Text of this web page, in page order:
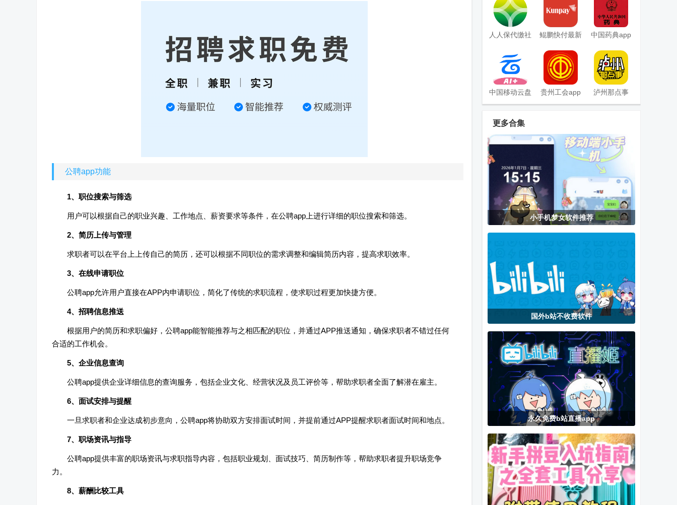
公聘app功能
1、职位搜索与筛选
用户可以根据自己的职业兴趣、工作地点、薪资要求等条件，在公聘app上进行详细的职位搜索和筛选。
2、简历上传与管理
求职者可以在平台上上传自己的简历，还可以根据不同职位的需求调整和编辑简历内容，提高求职效率。
3、在线申请职位
公聘app允许用户直接在APP内申请职位，简化了传统的求职流程，使求职过程更加快捷方便。
4、招聘信息推送
根据用户的简历和求职偏好，公聘app能智能推荐与之相匹配的职位，并通过APP推送通知，确保求职者不错过任何
合适的工作机会。
5、企业信息查询
公聘app提供企业详细信息的查询服务，包括企业文化、经营状况及员工评价等，帮助求职者全面了解潜在雇主。
6、面试安排与提醒
一旦求职者和企业达成初步意向，公聘app将协助双方安排面试时间，并提前通过APP提醒求职者面试时间和地点。
7、职场资讯与指导
公聘app提供丰富的职场资讯与求职指导内容，包括职业规划、面试技巧、简历制作等，帮助求职者提升职场竞争
力。
8、薪酬比较工具
人人保代缴社
鲲鹏快付最新
客户端
中国药典app
中国移动云盘
官方版
贵州工会app
官方版
泸州那点事
app官方版
指尖水务官方
全国村镇建设
管理平台
小鹿视频纯净
版
澎湃工具箱
app官方正版
幸福年年影视
仓
影视仓V3客户
端
高德地图auto
版车机地图
剧迷TV电视版
电视机顶盒
ADB调试软件
(LM Ultimate)
更多合集
小手机梦女软件推荐
国外b站不收费软件
永久免费b站直播app